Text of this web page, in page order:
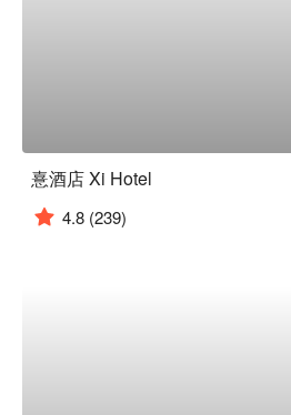
憙酒店 Xi Hotel
4.8 (239)